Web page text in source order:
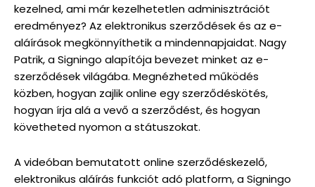
kezelned, ami már kezelhetetlen adminisztrációt
eredményez? Az elektronikus szerződések és az e-
aláírások megkönnyíthetik a mindennapjaidat. Nagy
Patrik, a Signingo alapítója bevezet minket az e-
szerződések világába. Megnézheted működés
közben, hogyan zajlik online egy szerződéskötés,
hogyan írja alá a vevő a szerződést, és hogyan
követheted nyomon a státuszokat.
A videóban bemutatott online szerződéskezelő,
elektronikus aláírás funkciót adó platform, a Signingo